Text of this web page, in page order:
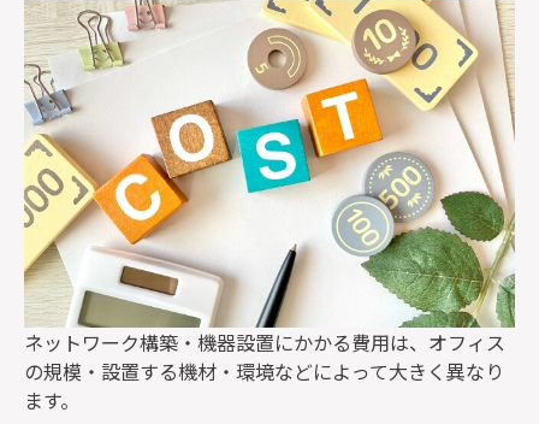
ネットワーク構築・機器設置にかかる費用は、オフィス
の規模・設置する機材・環境などによって大きく異なり
ます。